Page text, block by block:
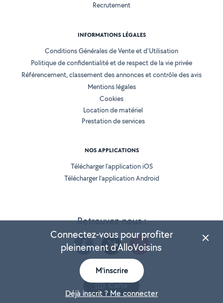
Carte
Retrouvez-nous :
Recrutement
INFORMATIONS LÉGALES
Conditions Générales de Vente et d'Utilisation
Politique de confidentialité et de respect de la vie privée
Référencement, classement des annonces et contrôle des avis
Mentions légales
Cookies
Location de matériel
Prestation de services
NOS APPLICATIONS
Télécharger l’application iOS
Télécharger l’application Android
Connectez-vous pour profiter
pleinement d'AlloVoisins
M'inscrire
Déjà inscrit ? Me connecter